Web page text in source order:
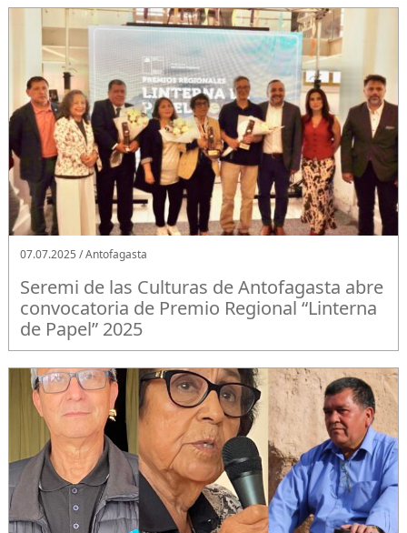
07.07.2025 / Antofagasta
Seremi de las Culturas de Antofagasta abre
convocatoria de Premio Regional “Linterna
de Papel” 2025